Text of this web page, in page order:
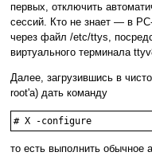
первых, отключить
сессий. Кто не знает — в
через файл /etc/ttys,
виртуального терминала
Далее, загрузившись в
root'а) дать команду
# X -configure
то есть выполнить обычное